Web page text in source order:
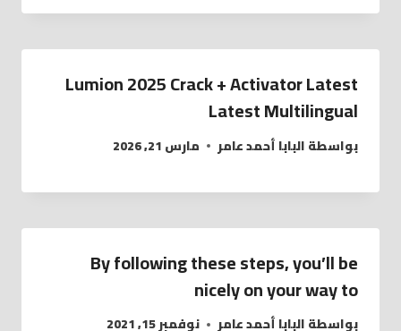
Lumion 2025 Crack + Activator Latest
Latest Multilingual
بواسطةالبابا أحمد عامر مارس 21, 2026
By following these steps, you’ll be
nicely on your way to
بواسطةالبابا أحمد عامر نوفمبر 15, 2021